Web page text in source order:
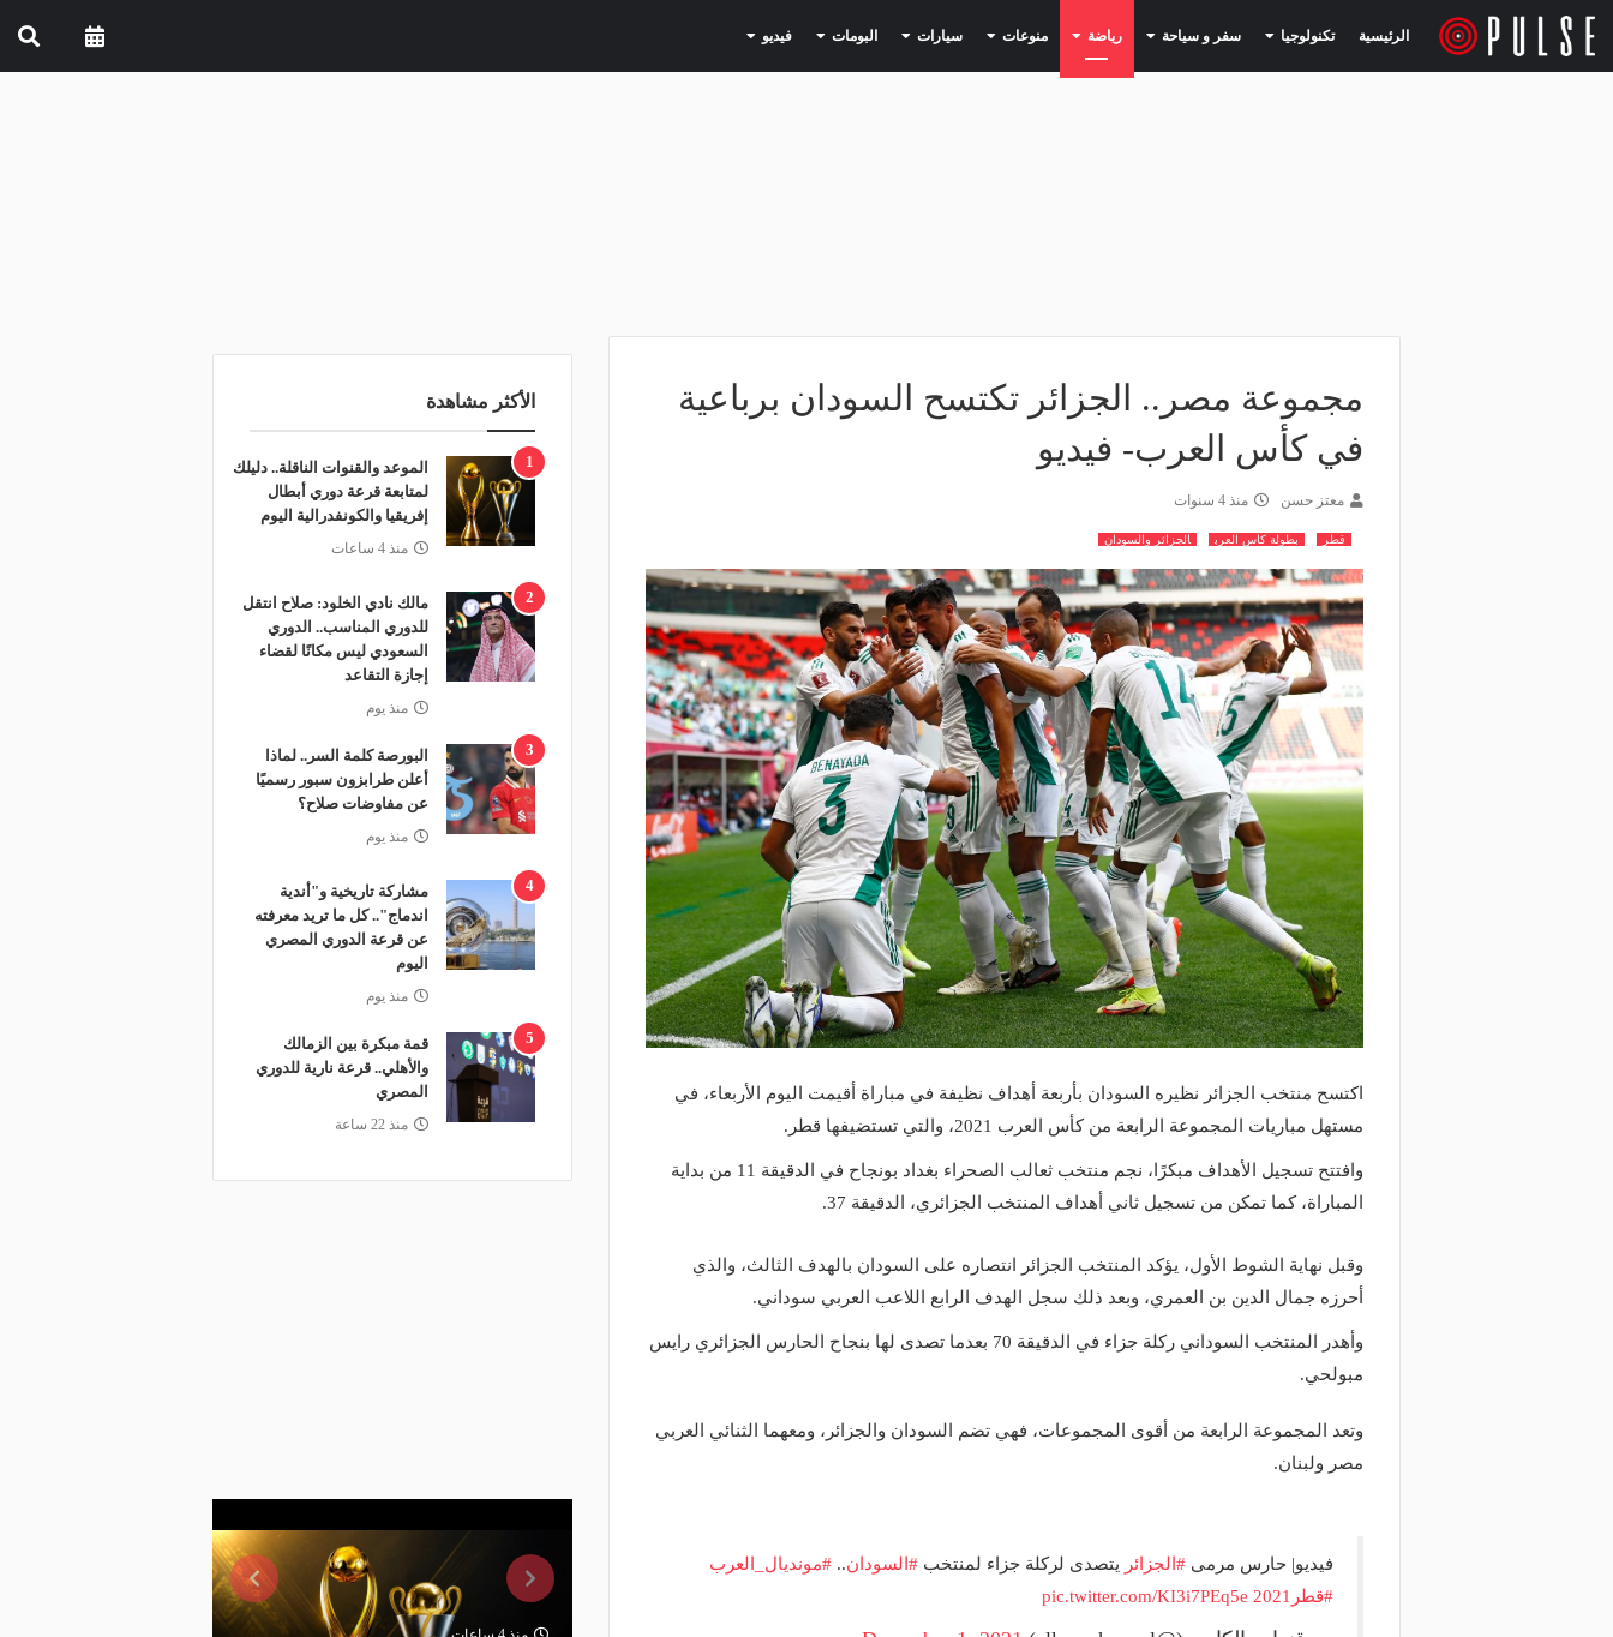
الرئيسية تكنولوجيا (current) سفر و سياحة (current) رياضة (current) منوعات (current) سيارات (current) البومات (current) فيديو (current)
مجموعة مصر.. الجزائر تكتسح السودان برباعية
في كأس العرب- فيديو
معتز حسن منذ 4 سنوات
قطر بطولة كاس العرب الجزائر والسودان
اكتسح منتخب الجزائر نظيره السودان بأربعة أهداف نظيفة في مباراة أقيمت اليوم الأربعاء، في
مستهل مباريات المجموعة الرابعة من كأس العرب 2021، والتي تستضيفها قطر.
وافتتح تسجيل الأهداف مبكرًا، نجم منتخب ثعالب الصحراء بغداد بونجاح في الدقيقة 11 من بداية
المباراة، كما تمكن من تسجيل ثاني أهداف المنتخب الجزائري، الدقيقة 37.
وقبل نهاية الشوط الأول، يؤكد المنتخب الجزائر انتصاره على السودان بالهدف الثالث، والذي
أحرزه جمال الدين بن العمري، وبعد ذلك سجل الهدف الرابع اللاعب العربي سوداني.
وأهدر المنتخب السوداني ركلة جزاء في الدقيقة 70 بعدما تصدى لها بنجاح الحارس الجزائري رايس
مبولحي.
وتعد المجموعة الرابعة من أقوى المجموعات، فهي تضم السودان والجزائر، ومعهما الثنائي العربي
مصر ولبنان.
فيديو| حارس مرمى #الجزائر يتصدى لركلة جزاء لمنتخب #السودان.. #مونديال_العرب
#قطر2021
pic.twitter.com/KI3i7PEq5e
الأكثر مشاهدة
1
الموعد والقنوات الناقلة.. دليلك
لمتابعة قرعة دوري أبطال
إفريقيا والكونفدرالية اليوم
منذ 4 ساعات
2
مالك نادي الخلود: صلاح انتقل
للدوري المناسب.. الدوري
السعودي ليس مكانًا لقضاء
إجازة التقاعد
منذ يوم
3
البورصة كلمة السر.. لماذا
أعلن طرابزون سبور رسميًا
عن مفاوضات صلاح؟
منذ يوم
4
مشاركة تاريخية و"أندية
اندماج".. كل ما تريد معرفته
عن قرعة الدوري المصري
اليوم
منذ يوم
5
قمة مبكرة بين الزمالك
والأهلي.. قرعة نارية للدوري
المصري
منذ 22 ساعة